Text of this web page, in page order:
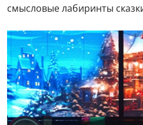
смысловые лабиринты